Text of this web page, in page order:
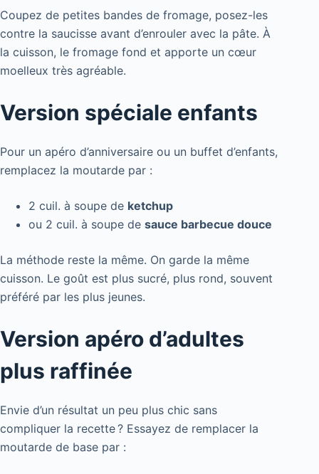
Coupez de petites bandes de fromage, posez-les
contre la saucisse avant d’enrouler avec la pâte. À
la cuisson, le fromage fond et apporte un cœur
moelleux très agréable.
Version spéciale enfants
Pour un apéro d’anniversaire ou un buffet d’enfants,
remplacez la moutarde par :
2 cuil. à soupe de ketchup
ou 2 cuil. à soupe de sauce barbecue douce
La méthode reste la même. On garde la même
cuisson. Le goût est plus sucré, plus rond, souvent
préféré par les plus jeunes.
Version apéro d’adultes
plus raffinée
Envie d’un résultat un peu plus chic sans
compliquer la recette ? Essayez de remplacer la
moutarde de base par :